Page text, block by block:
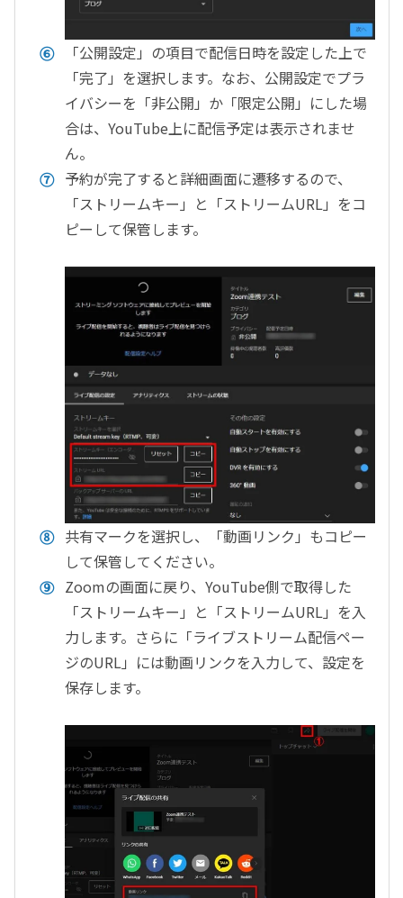
「公開設定」の項目で配信日時を設定した上で
「完了」を選択します。なお、公開設定でプラ
イバシーを「非公開」か「限定公開」にした場
合は、YouTube上に配信予定は表示されませ
ん。
予約が完了すると詳細画面に遷移するので、
「ストリームキー」と「ストリームURL」をコ
ピーして保管します。
共有マークを選択し、「動画リンク」もコピー
して保管してください。
Zoomの画面に戻り、YouTube側で取得した
「ストリームキー」と「ストリームURL」を入
力します。さらに「ライブストリーム配信ペー
ジのURL」には動画リンクを入力して、設定を
保存します。